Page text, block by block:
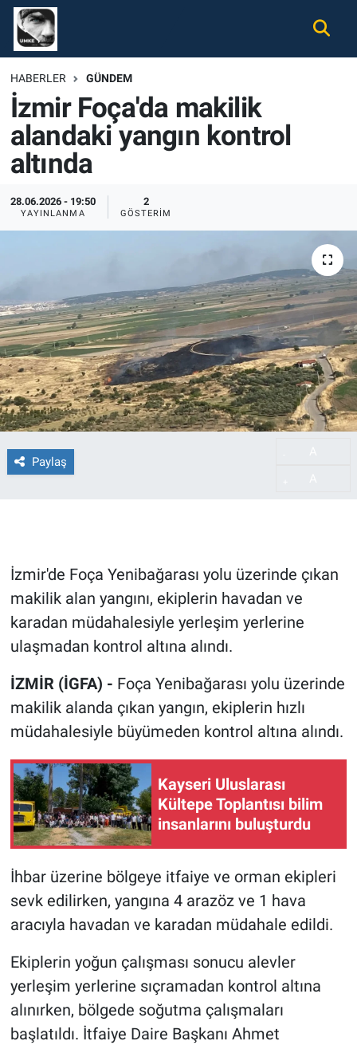
HABERLER GÜNDEM
İzmir Foça'da makilik
alandaki yangın kontrol
altında
28.06.2026 - 19:50
YAYINLANMA
2
GÖSTERIM
Paylaş
İzmir'de Foça Yenibağarası yolu üzerinde çıkan
makilik alan yangını, ekiplerin havadan ve
karadan müdahalesiyle yerleşim yerlerine
ulaşmadan kontrol altına alındı.
İZMİR (İGFA) - Foça Yenibağarası yolu üzerinde
makilik alanda çıkan yangın, ekiplerin hızlı
müdahalesiyle büyümeden kontrol altına alındı.
Kayseri Uluslarası
Kültepe Toplantısı bilim
insanlarını buluşturdu
İhbar üzerine bölgeye itfaiye ve orman ekipleri
sevk edilirken, yangına 4 arazöz ve 1 hava
aracıyla havadan ve karadan müdahale edildi.
Ekiplerin yoğun çalışması sonucu alevler
yerleşim yerlerine sıçramadan kontrol altına
alınırken, bölgede soğutma çalışmaları
başlatıldı. İtfaiye Daire Başkanı Ahmet
Gündem
Ekonomi
Spor
Tüm Haberler
Künye
Nöbetçi Eczaneler
Hava Durumu
Namaz Vakitleri
Süper Lig Puan Durumu ve Fikstür
Son Dakika Haberleri
Haber Arşivi